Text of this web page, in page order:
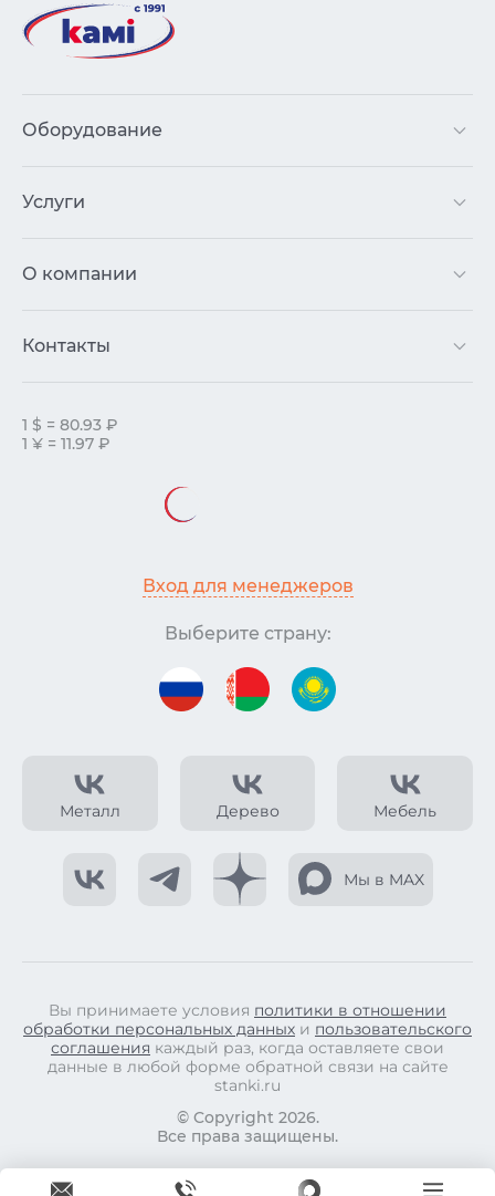
Металл Дерево Мебель
Мы в MAX
Оборудование
Услуги
О компании
Контакты
1 $ = 80.93 ₽
1 ¥ = 11.97 ₽
Вход для менеджеров
Выберите страну:
Вы принимаете условия политики в отношении
обработки персональных данных и пользовательского
соглашения каждый раз, когда оставляете свои
данные в любой форме обратной связи на сайте
stanki.ru
© Copyright 2026.
Все права защищены.